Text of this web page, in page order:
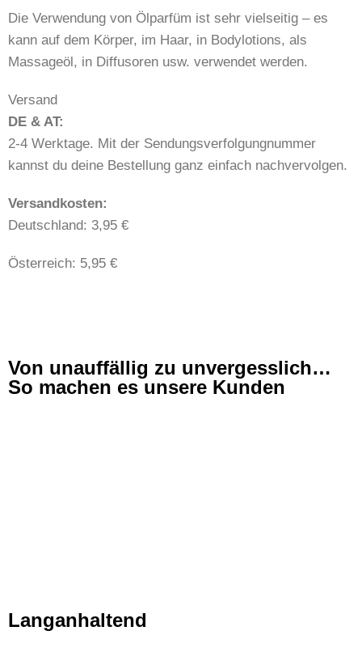
Die Verwendung von Ölparfüm ist sehr vielseitig – es
kann auf dem Körper, im Haar, in Bodylotions, als
Massageöl, in Diffusoren usw. verwendet werden.
Versand
DE & AT:
2-4 Werktage. Mit der Sendungsverfolgungnummer
kannst du deine Bestellung ganz einfach nachvervolgen.
​​Versandkosten:
Deutschland: 3,95 €
Österreich: 5,95 €
Von unauffällig zu unvergesslich…
So machen es unsere Kunden
Langanhaltend